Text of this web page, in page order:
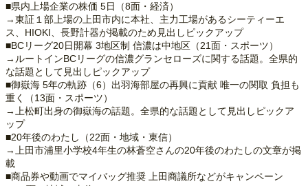
■県内上場企業の株価 5日（8面・経済）
→東証１部上場の上田市内に本社、主力工場があるシーティーエ
ス、HIOKI、長野計器が掲載のため見出しピックアップ
■BCリーグ20日開幕 3地区制 信濃は中地区（21面・スポーツ）
→ルートインBCリーグの信濃グランセローズに関する話題。全県的
な話題として見出しピックアップ
■御嶽海 5年の軌跡（6）出羽海部屋の再興に貢献 唯一の関取 負担も
重く（13面・スポーツ）
→上松町出身の御嶽海の話題。全県的な話題として見出しピックア
ップ
■20年後のわたし（22面・地域・東信）
→上田市浦里小学校4年生の林蒼空さんの20年後のわたしの文章が掲
載
■商品券や動画でマイバッグ推奨 上田商議所などがキャンペーン